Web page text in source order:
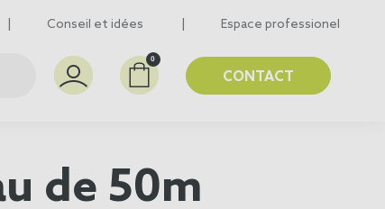
Conseil et idées Espace professionel
0
CONTACT
de 50m